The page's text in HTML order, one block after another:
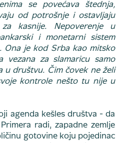
se povećava štednja,
od potrošnje i ostavljaju
kasnije. Nepoverenje u
i monetarni sistem
Ona je kod Srba kao mitsko
vezana za slamaricu samo
u društvu. Čim čovek ne želi
kontrole nešto tu nije u
agenda kešles društva - da
radi, zapadne zemlje
gotovine koju pojedinac